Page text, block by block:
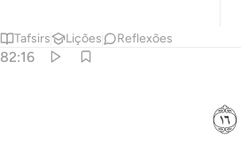
Tafsirs Lições Reflexões
82:16
ﲌ